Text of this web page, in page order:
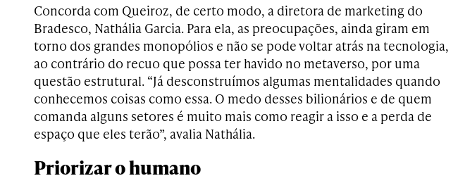
Concorda com Queiroz, de certo modo, a diretora de marketing do
Bradesco, Nathália Garcia. Para ela, as preocupações, ainda giram em
torno dos grandes monopólios e não se pode voltar atrás na tecnologia,
ao contrário do recuo que possa ter havido no metaverso, por uma
questão estrutural. “Já desconstruímos algumas mentalidades quando
conhecemos coisas como essa. O medo desses bilionários e de quem
comanda alguns setores é muito mais como reagir a isso e a perda de
espaço que eles terão”, avalia Nathália.
Priorizar o humano